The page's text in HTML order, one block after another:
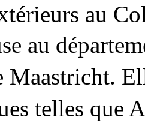
au
au
Maastricht.
telles que